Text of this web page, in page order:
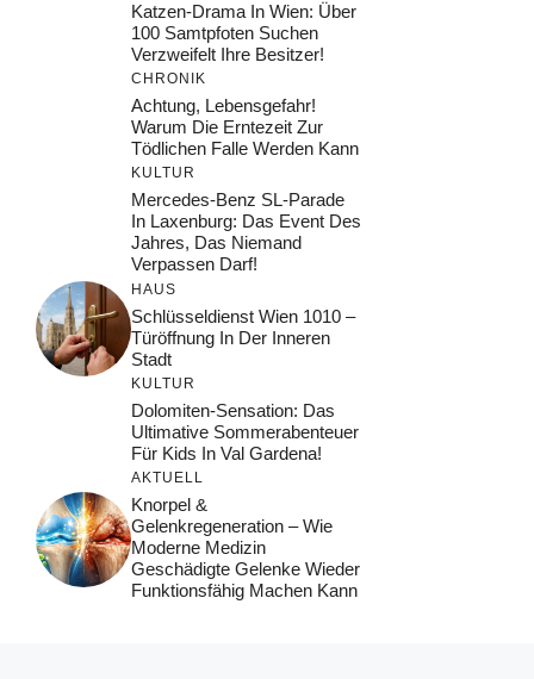
Katzen-Drama In Wien: Über
100 Samtpfoten Suchen
Verzweifelt Ihre Besitzer!
CHRONIK
Achtung, Lebensgefahr!
Warum Die Erntezeit Zur
Tödlichen Falle Werden Kann
KULTUR
Mercedes-Benz SL-Parade
In Laxenburg: Das Event Des
Jahres, Das Niemand
Verpassen Darf!
HAUS
Schlüsseldienst Wien 1010 –
Türöffnung In Der Inneren
Stadt
KULTUR
Dolomiten-Sensation: Das
Ultimative Sommerabenteuer
Für Kids In Val Gardena!
AKTUELL
Knorpel &
Gelenkregeneration – Wie
Moderne Medizin
Geschädigte Gelenke Wieder
Funktionsfähig Machen Kann